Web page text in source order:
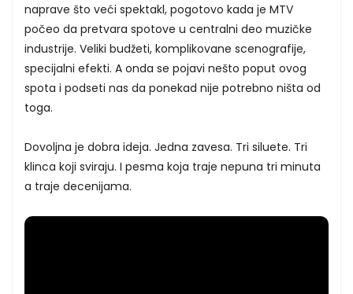
naprave što veći spektakl, pogotovo kada je MTV
počeo da pretvara spotove u centralni deo muzičke
industrije. Veliki budžeti, komplikovane scenografije,
specijalni efekti. A onda se pojavi nešto poput ovog
spota i podseti nas da ponekad nije potrebno ništa od
toga.
Dovoljna je dobra ideja. Jedna zavesa. Tri siluete. Tri
klinca koji sviraju. I pesma koja traje nepuna tri minuta
a traje decenijama.